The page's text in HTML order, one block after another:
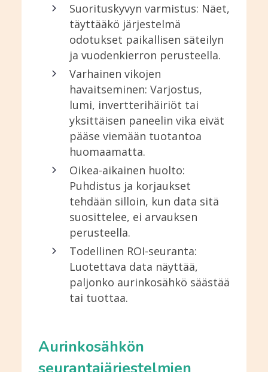
Suorituskyvyn varmistus: Näet,
täyttääkö järjestelmä
odotukset paikallisen säteilyn
ja vuodenkierron perusteella.
Varhainen vikojen
havaitseminen: Varjostus,
lumi, invertterihäiriöt tai
yksittäisen paneelin vika eivät
pääse viemään tuotantoa
huomaamatta.
Oikea-aikainen huolto:
Puhdistus ja korjaukset
tehdään silloin, kun data sitä
suosittelee, ei arvauksen
perusteella.
Todellinen ROI-seuranta:
Luotettava data näyttää,
paljonko aurinkosähkö säästää
tai tuottaa.
Aurinkosähkön